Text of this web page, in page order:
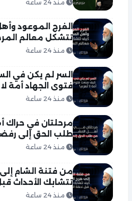
منذ 24 ساعة
الفرج الموعود
تتشكل معالم
منذ 24 ساعة
السر لم يكن في
فتوى الجهاد أمة
منذ 24 ساعة
مرحلتان في
طلب الحق إلى
منذ 24 ساعة
من فتنة الشام
تتشابك الأحداث
منذ 24 ساعة